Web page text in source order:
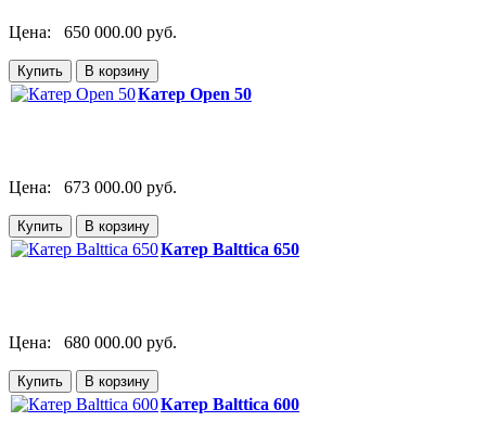
Цена: 650 000.00 руб.
Катер Open 50
Цена: 673 000.00 руб.
Катер Balttica 650
Цена: 680 000.00 руб.
Катер Balttica 600